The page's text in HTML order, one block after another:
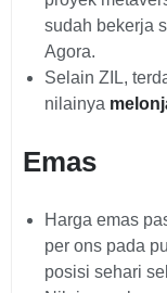
sudah bekerja
Agora.
Selain ZIL,
nilainya
Emas
Harga emas
per ons pada
posisi sehari